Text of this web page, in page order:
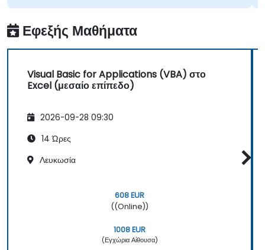
Εφεξής Μαθήματα
Visual Basic for Applications (VBA) στο
Excel (μεσαίο επίπεδο)
2026-09-28 09:30
14 Ώρες
Λευκωσία
608 EUR
((Online))
1008 EUR
(Εγχώρια Αίθουσα)